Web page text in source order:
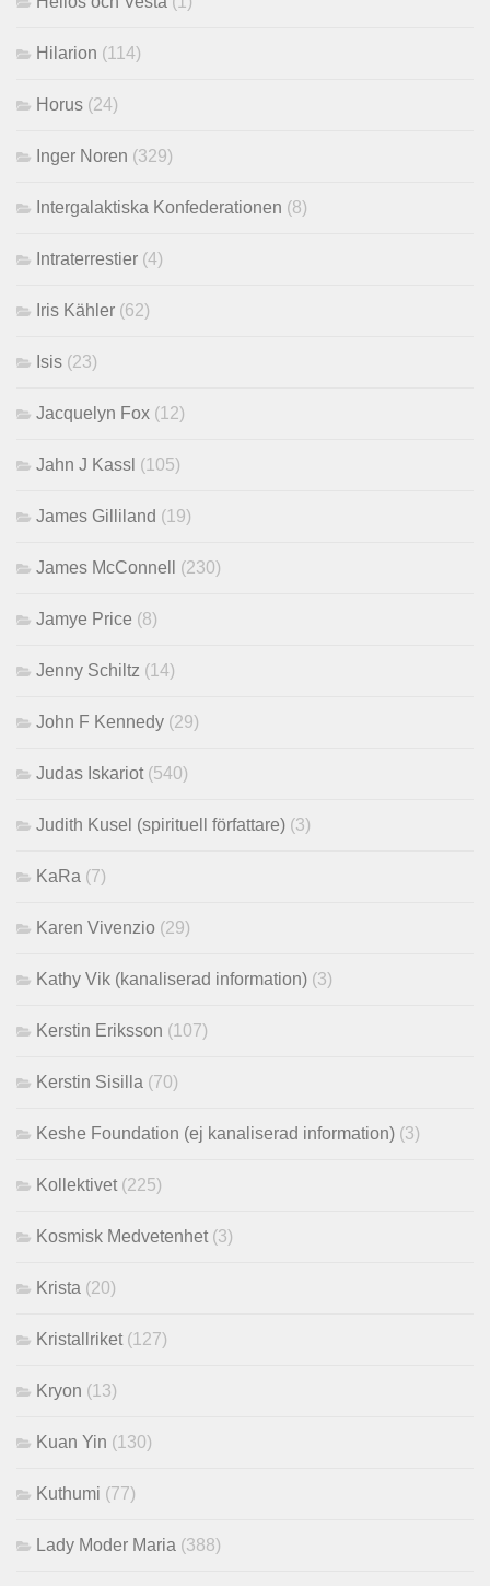
Hilarion (114)
Horus (24)
Inger Noren (329)
Intergalaktiska Konfederationen (8)
Intraterrestier (4)
Iris Kähler (62)
Isis (23)
Jacquelyn Fox (12)
Jahn J Kassl (105)
James Gilliland (19)
James McConnell (230)
Jamye Price (8)
Jenny Schiltz (14)
John F Kennedy (29)
Judas Iskariot (540)
Judith Kusel (spirituell författare) (3)
KaRa (7)
Karen Vivenzio (29)
Kathy Vik (kanaliserad information) (3)
Kerstin Eriksson (107)
Kerstin Sisilla (70)
Keshe Foundation (ej kanaliserad information) (3)
Kollektivet (225)
Kosmisk Medvetenhet (3)
Krista (20)
Kristallriket (127)
Kryon (13)
Kuan Yin (130)
Kuthumi (77)
Lady Moder Maria (388)